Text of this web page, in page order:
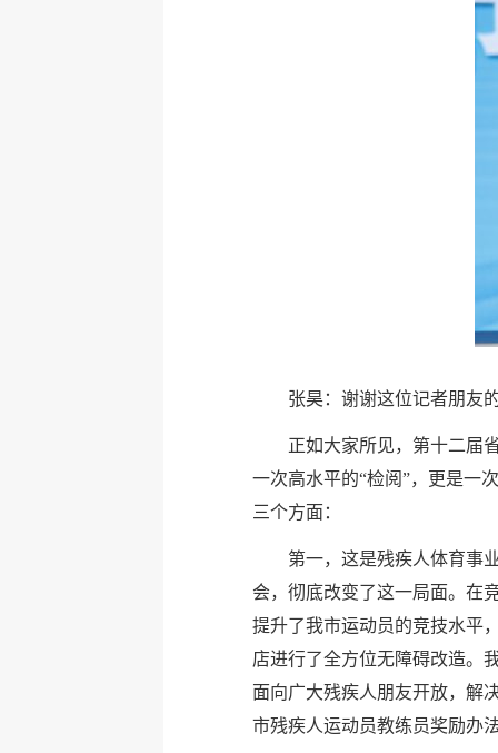
张昊：谢谢这位记者朋友
正如大家所见，第十二届
一次高水平的“检阅”，更是一
三个方面：
第一，这是残疾人体育事
会，彻底改变了这一局面。在
提升了我市运动员的竞技水平
店进行了全方位无障碍改造。
面向广大残疾人朋友开放，解
市残疾人运动员教练员奖励办